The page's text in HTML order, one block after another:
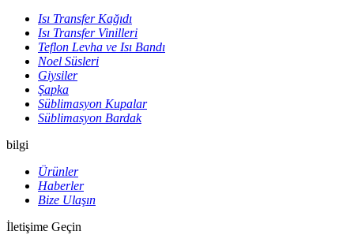
Isı Transfer Kağıdı
Isı Transfer Vinilleri
Teflon Levha ve Isı Bandı
Noel Süsleri
Giysiler
Şapka
Süblimasyon Kupalar
Süblimasyon Bardak
bilgi
Ürünler
Haberler
Bize Ulaşın
İletişime Geçin